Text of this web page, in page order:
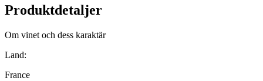
Produktdetaljer
Om vinet och dess karaktär
Land:
France